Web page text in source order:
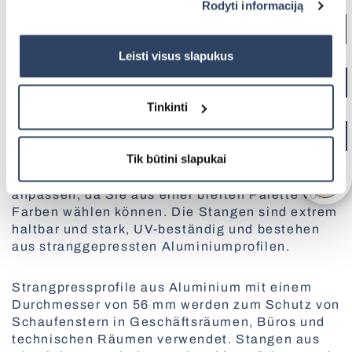
paspauskite mygtuką „Rodyti informaciją“ šioje juostoje.
Daugiau informacijos rasite UAB „Dextera“ Slapukų
Rodyti informaciją
Leisti visus slapukus
Tinkinti
Tik būtini slapukai
Fassadenrollos
Elektrische Vorhangschienen
Insektenschutztüren
Sektionaltore mit Verglasung
Die Stangen können automatisch oder manuell
betrieben werden, was besonders in
Notsituationen und bei Stromausfällen nützlich
Schutzgitter aus Aluminium lassen sich leicht
an das Äußere und das Innere des Gebäudes
anpassen, da Sie aus einer breiten Palette von
Farben wählen können. Die Stangen sind extrem
haltbar und stark, UV-beständig und bestehen
aus stranggepressten Aluminiumprofilen.
Strangpressprofile aus Aluminium mit einem
Durchmesser von 56 mm werden zum Schutz von
Schaufenstern in Geschäftsräumen, Büros und
technischen Räumen verwendet. Stangen aus